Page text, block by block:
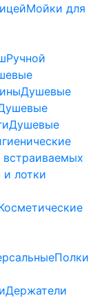
Мойки для
Ручной
Душевые
Душевые
лотки
Полки
Держатели